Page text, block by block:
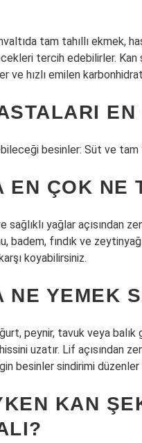
tam tahıllı ekmek,
tercih edebilirler. Kan
ve hızlı emilen
besinler: Süt ve tam
EN ÇOK NE
sağlıklı yağlar açısından
badem, fındık ve
koyabilirsiniz.
NE YEMEK
peynir, tavuk veya balık
uzatır. Lif açısından
besinler sindirimi
KAN